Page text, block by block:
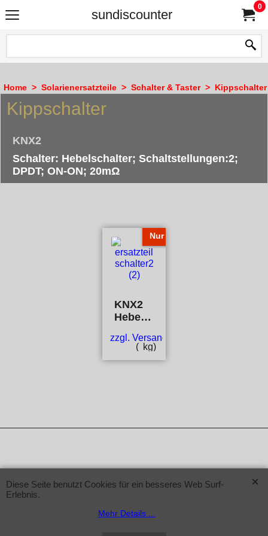
sundiscounter
0
Home > Solarienersatzteile > Schalter & Taster> Kippschalter
Kippschalter
KNX2
Schalter: Hebelschalter; Schaltstellungen:2;
DPDT; ON-ON; 20mΩ
Nur
KNX2
Hebelschalter
zzgl. Versand
kg
Diese Seite benutzt Cookies für ein besseres Web Surf-
Erlebnis.
Mehr Details ...